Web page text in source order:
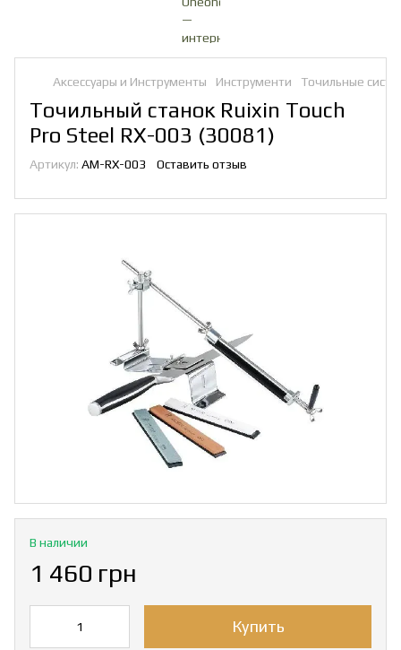
Аксессуары и Инструменты Инструменти Точильные
Точильный станок Ruixin Touch
Pro Steel RX-003 (30081)
Артикул: AM-RX-003 Оставить отзыв
В наличии
1 460 грн
Купить